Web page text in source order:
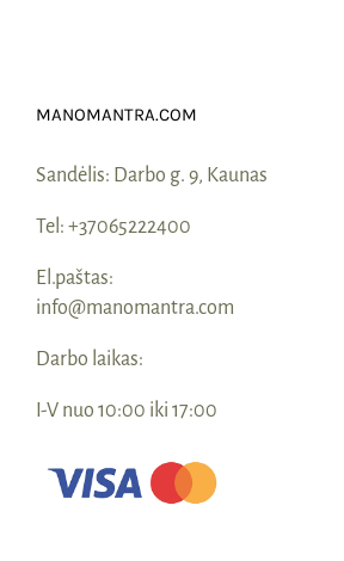
MANOMANTRA.COM
Sandėlis: Darbo g. 9, Kaunas
Tel: +37065222400
El.paštas:
info@manomantra.com
Darbo laikas:
I-V nuo 10:00 iki 17:00